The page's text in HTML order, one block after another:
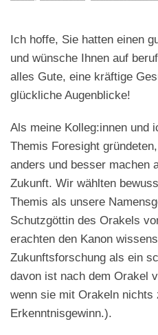
Ich hoffe, Sie hatten einen
und wünsche Ihnen auf
alles Gute, eine kräftige
glückliche Augenblicke!
Als meine Kolleg:innen und
Themis Foresight
anders und besser machen
Zukunft. Wir wählten
Themis als unsere
Schutzgöttin des Orakels
erachten den Kanon
Zukunftsforschung als ein
davon ist nach dem Orakel
wenn sie mit Orakeln nichts
Erkenntnisgewinn.).